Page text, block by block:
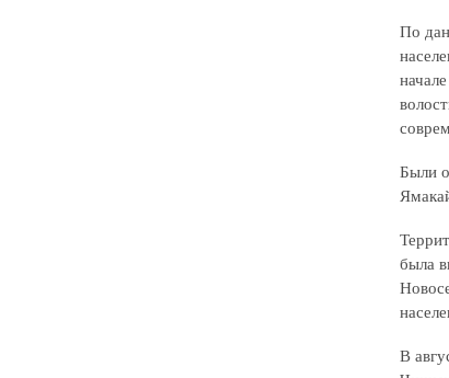
По
Были
была
В